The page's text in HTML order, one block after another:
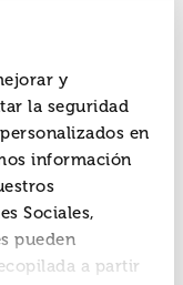
y
la seguridad
en
información
Sociales,
pueden
a partir